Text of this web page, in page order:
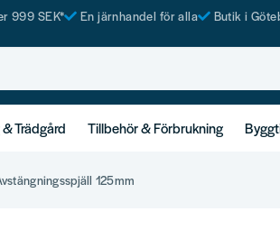
999 SEK* En järnhandel för alla Butik i
Trädgård Tillbehör & Förbrukning
125mm